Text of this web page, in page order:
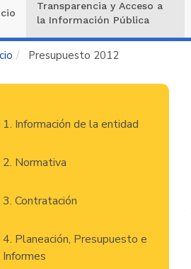
Transparencia y Acceso a
la Información Pública
Presupuesto 2012
1. Información de la entidad
2. Normativa
3. Contratación
4. Planeación, Presupuesto e
Informes